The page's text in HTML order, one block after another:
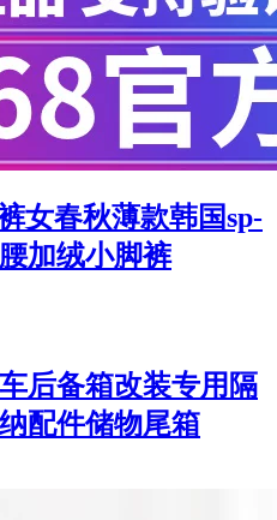
女春秋薄款韩国sp-
加绒小脚裤
后备箱改装专用隔
配件储物尾箱